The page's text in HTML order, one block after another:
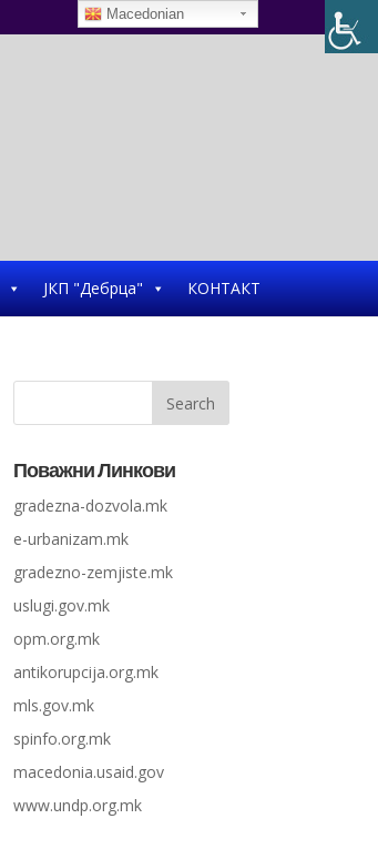
ЈКП "Дебрца" КОНТАКТ
Поважни Линкови
gradezna-dozvola.mk
e-urbanizam.mk
gradezno-zemjiste.mk
uslugi.gov.mk
opm.org.mk
antikorupcija.org.mk
mls.gov.mk
spinfo.org.mk
macedonia.usaid.gov
www.undp.org.mk
Macedonian